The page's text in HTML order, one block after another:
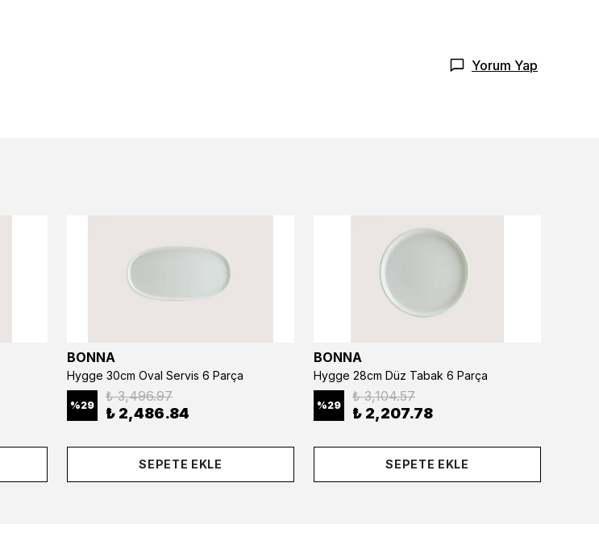
Yorum Yap
BONNA
Hygge 30cm Oval Servis 6 Parça
%29
₺ 3,496.97
₺ 2,486.84
SEPETE EKLE
BONNA
Hygge 28cm Düz Tabak 6 Parça
%29
₺ 3,104.57
₺ 2,207.78
SEPETE EKLE